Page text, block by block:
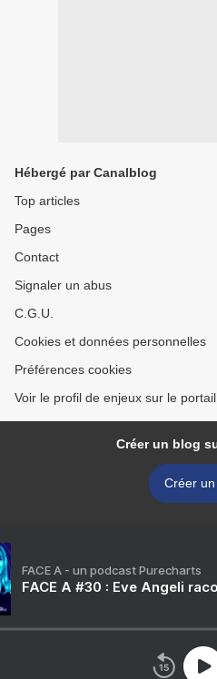
Hébergé par Canalblog
Top articles
Pages
Contact
Signaler un abus
C.G.U.
Cookies et données personnelles
Préférences cookies
Voir le profil de enjeux sur le
Créer un blog
Créer
FACE A - un podcast Purecharts
FACE A #30 : Eve Angeli